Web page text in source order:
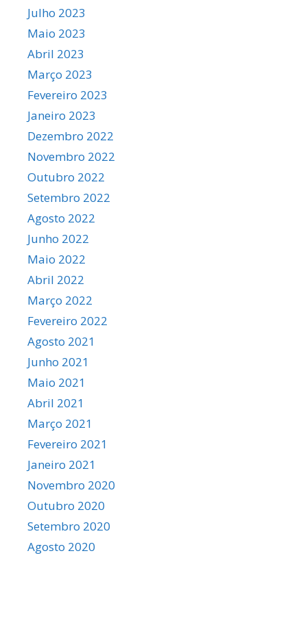
Julho 2023
Maio 2023
Abril 2023
Março 2023
Fevereiro 2023
Janeiro 2023
Dezembro 2022
Novembro 2022
Outubro 2022
Setembro 2022
Agosto 2022
Junho 2022
Maio 2022
Abril 2022
Março 2022
Fevereiro 2022
Agosto 2021
Junho 2021
Maio 2021
Abril 2021
Março 2021
Fevereiro 2021
Janeiro 2021
Novembro 2020
Outubro 2020
Setembro 2020
Agosto 2020